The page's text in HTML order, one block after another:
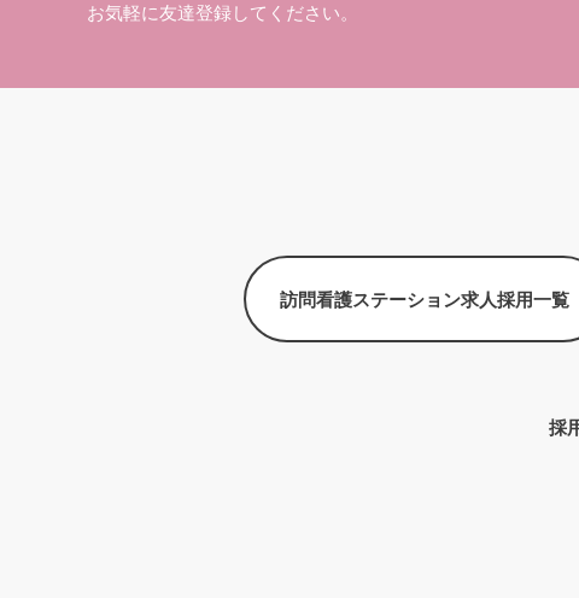
お気軽に友達登録してください。
訪問看護ステーション求人採用一覧
採